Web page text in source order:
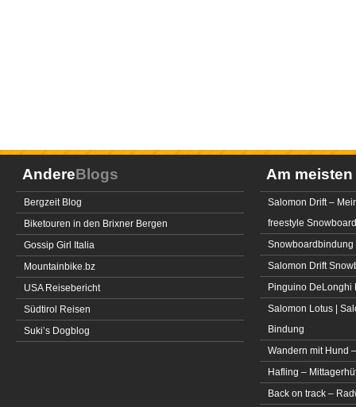
AndereBlogs
Bergzeit Blog
Biketouren in den Brixner Bergen
Gossip Girl Italia
Mountainbike.bz
USA Reisebericht
Südtirol Reisen
Suki’s Dogblog
Am meisten
Salomon Drift –
freestyle Snowboard
Snowboardbindung
Salomon Drift
Pinguino DeLonghi
Salomon Lotus |
Bindung
Wandern mit Hund
Hafling –
Back on track –